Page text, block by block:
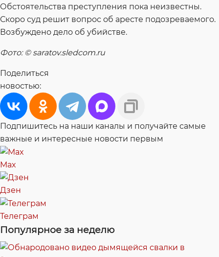
Обстоятельства преступления пока неизвестны.
Скоро суд решит вопрос об аресте подозреваемого.
Возбуждено дело об убийстве.
Фото: © saratov.sledcom.ru
Поделиться
новостью:
Подпишитесь на наши каналы и получайте самые
важные и интересные новости первым
Max
Дзен
Телеграм
Популярное за неделю